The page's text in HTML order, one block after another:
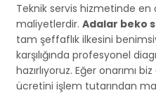
Teknik servis hizmetinde
maliyetlerdir. Adalar beko
tam şeffaflık ilkesini
karşılığında profesyonel
hazırlıyoruz. Eğer onarımı
ücretini işlem tutarından